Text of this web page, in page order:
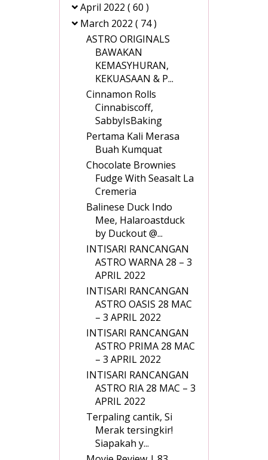
April 2022 ( 60 )
March 2022 ( 74 )
ASTRO ORIGINALS
BAWAKAN
KEMASYHURAN,
KEKUASAAN & P...
Cinnamon Rolls
Cinnabiscoff,
SabbyIsBaking
Pertama Kali Merasa
Buah Kumquat
Chocolate Brownies
Fudge With Seasalt La
Cremeria
Balinese Duck Indo
Mee, Halaroastduck
by Duckout @...
INTISARI RANCANGAN
ASTRO WARNA 28 – 3
APRIL 2022
INTISARI RANCANGAN
ASTRO OASIS 28 MAC
– 3 APRIL 2022
INTISARI RANCANGAN
ASTRO PRIMA 28 MAC
– 3 APRIL 2022
INTISARI RANCANGAN
ASTRO RIA 28 MAC – 3
APRIL 2022
Terpaling cantik, Si
Merak tersingkir!
Siapakah y...